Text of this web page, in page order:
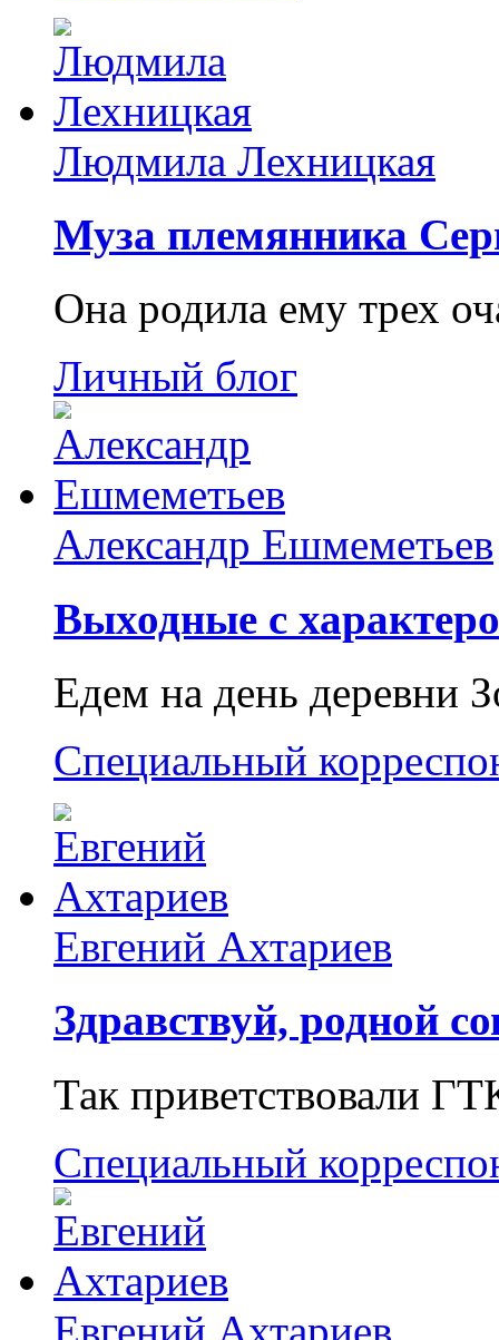
Людмила Лехницкая
Муза племянника
Она родила ему трех
Личный блог
Александр Ешмеметьев
Выходные с
Едем на день деревни
Специальный
Евгений Ахтариев
Здравствуй, родной
Так приветствовали
Специальный
Евгений Ахтариев